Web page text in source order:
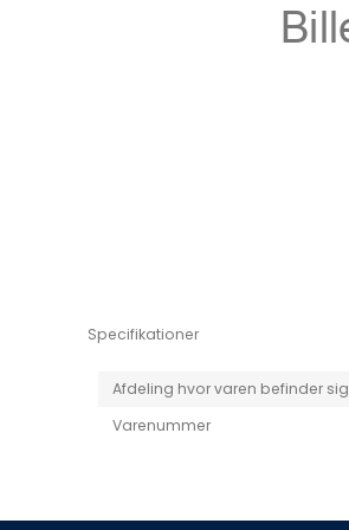
Specifikationer
Afdeling hvor varen befinder sig
Varenummer